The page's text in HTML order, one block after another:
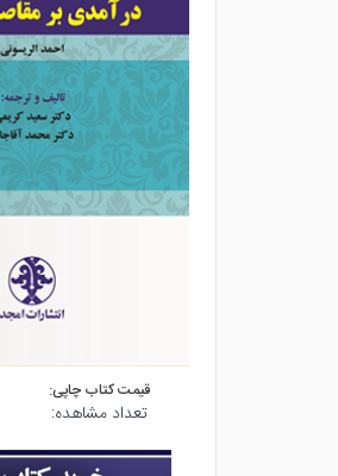
قیمت کتاب چاپی:
تعداد مشاهده: